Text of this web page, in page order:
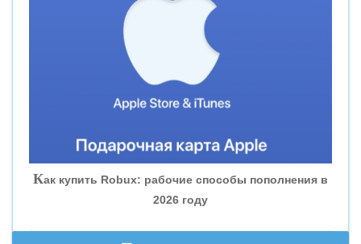
«ВНЕШПРОМБАНК»
«БАНК ГЛОБЭКС»
«СОВКОМБАНК»
Как купить Robux: рабочие способы пополнения в
2026 году